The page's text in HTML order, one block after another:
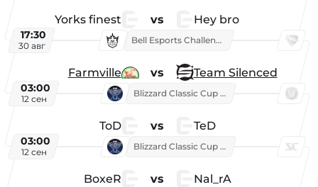
Yorks finest vs Hey bro
17:30
30 авг
Bell Esports Challenge 2026
Farmville vs Team Silenced
03:00
12 сен
Blizzard Classic Cup 2026
ToD vs TeD
03:00
12 сен
Blizzard Classic Cup 2026
BoxeR vs Nal_rA